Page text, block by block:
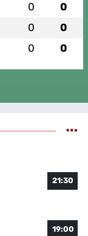
0 0
0 0
0 0
21:30
19:00